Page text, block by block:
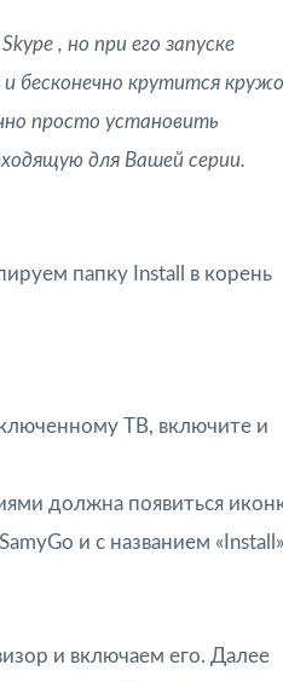
, но при его запуске
и бесконечно крутится
просто установить
для Вашей серии.
папку Install в корень
ТВ, включите и
должна появиться
и с названием
и включаем его. Далее